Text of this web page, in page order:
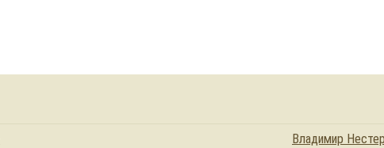
Владимир